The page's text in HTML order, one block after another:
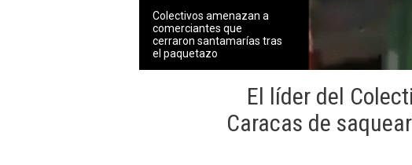
Colectivos amenazan a
comerciantes que
cerraron santamarías tras
el paquetazo
El líder del
Caracas de